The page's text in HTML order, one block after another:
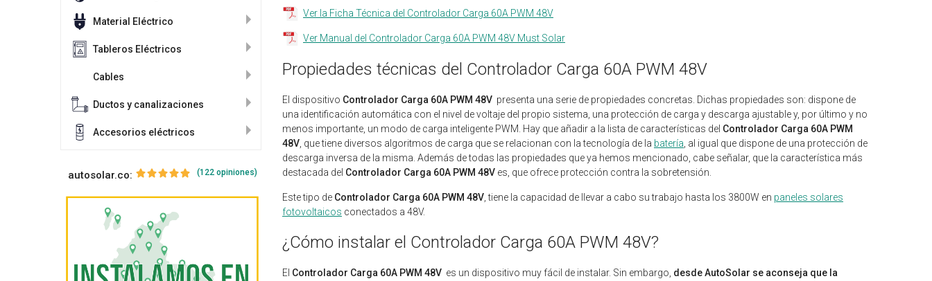
Material Eléctrico
Tableros Eléctricos
Cables
Ductos y canalizaciones
Accesorios eléctricos
autosolar.co: (122 opiniones)
Ver la Ficha Técnica del Controlador Carga 60A PWM 48V
Ver Manual del Controlador Carga 60A PWM 48V Must Solar
Propiedades técnicas del Controlador Carga 60A PWM 48V
El dispositivo Controlador Carga 60A PWM 48V presenta una serie de propiedades concretas. Dichas propiedades son: dispone de
una identificación automática con el nivel de voltaje del propio sistema, una protección de carga y descarga ajustable y, por último y no
menos importante, un modo de carga inteligente PWM. Hay que añadir a la lista de características del Controlador Carga 60A PWM
48V , que tiene diversos algoritmos de carga que se relacionan con la tecnología de la batería , al igual que dispone de una protección de
descarga inversa de la misma. Además de todas las propiedades que ya hemos mencionado, cabe señalar, que la característica más
destacada del Controlador Carga 60A PWM 48V es, que ofrece protección contra la sobretensión.
Este tipo de Controlador Carga 60A PWM 48V , tiene la capacidad de llevar a cabo su trabajo hasta los 3800W en paneles solares
fotovoltaicos conectados a 48V.
¿Cómo instalar el Controlador Carga 60A PWM 48V?
El Controlador Carga 60A PWM 48V es un dispositivo muy fácil de instalar. Sin embargo, desde AutoSolar se aconseja que la